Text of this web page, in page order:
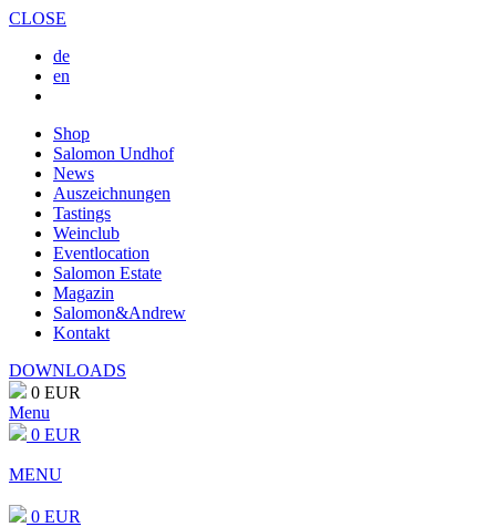
CLOSE
de
en
Shop
Salomon Undhof
News
Auszeichnungen
Tastings
Weinclub
Eventlocation
Salomon Estate
Magazin
Salomon&Andrew
Kontakt
DOWNLOADS
0 EUR
Menu
0 EUR
MENU
0 EUR